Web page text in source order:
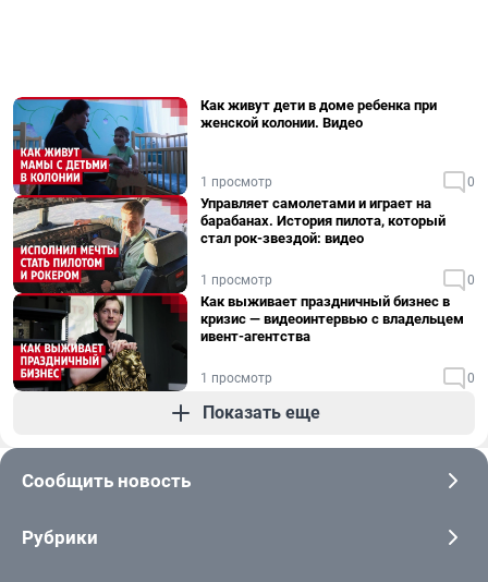
Как живут дети в доме ребенка при
женской колонии. Видео
1 просмотр 0
Управляет самолетами и играет на
барабанах. История пилота, который
стал рок-звездой: видео
1 просмотр 0
Как выживает праздничный бизнес в
кризис — видеоинтервью с владельцем
ивент-агентства
1 просмотр 0
Показать еще
Сообщить новость
Рубрики